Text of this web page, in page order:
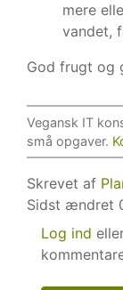
mere
vandet,
God frugt og
Vegansk IT
små opgaver.
Skrevet af
Sidst ændret
Log ind